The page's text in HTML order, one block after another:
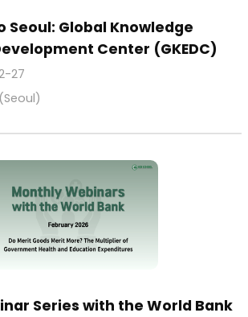
Seoul: Global Knowledge
Center (GKEDC)
27
Series with the World Bank